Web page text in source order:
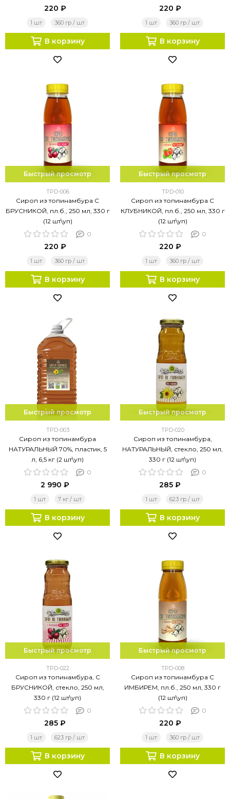
220 ₽
1 шт 360 гр / шт
В корзину
220 ₽
1 шт 360 гр / шт
В корзину
Быстрый просмотр
TPD-006
Сироп из топинамбура С
БРУСНИКОЙ, пл.б., 250 мл, 330 г
(12 шт\уп)
0
220 ₽
1 шт 360 гр / шт
В корзину
Быстрый просмотр
TPD-010
Сироп из топинамбура С
КЛУБНИКОЙ, пл.б., 250 мл, 330 г
(12 шт\уп)
0
220 ₽
1 шт 360 гр / шт
В корзину
Быстрый просмотр
TPD-003
Сироп из топинамбура
НАТУРАЛЬНЫЙ 70%, пластик, 5
л, 6,5 кг (2 шт\уп)
0
2 990 ₽
1 шт 7 кг / шт
В корзину
Быстрый просмотр
TPD-020
Сироп из топинамбура,
НАТУРАЛЬНЫЙ, стекло, 250 мл,
330 г (12 шт\уп)
0
285 ₽
1 шт 623 гр / шт
В корзину
Быстрый просмотр
TPD-022
Сироп из топинамбура, С
БРУСНИКОЙ, стекло, 250 мл,
330 г (12 шт\уп)
0
285 ₽
1 шт 623 гр / шт
В корзину
Быстрый просмотр
TPD-008
Сироп из топинамбура С
ИМБИРЕМ, пл.б., 250 мл, 330 г
(12 шт\уп)
0
220 ₽
1 шт 360 гр / шт
В корзину